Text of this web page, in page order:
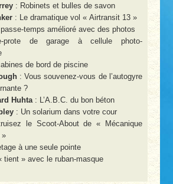
: Robinets et bulles de savon
: Le dramatique vol « Airtransit 13 »
temps amélioré avec des photos
prote de garage à cellule photo-
de bord de piscine
: Vous souvenez-vous de l’autogyre
?
Huhta : L’A.B.C. du bon béton
: Un solarium dans votre cour
le Scoot-About de « Mécanique
»
à une seule pointe
tient » avec le ruban-masque